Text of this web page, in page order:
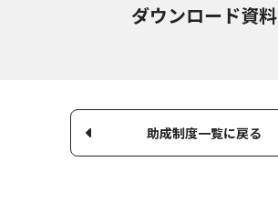
ダウンロード資料
助成制度一覧に戻る